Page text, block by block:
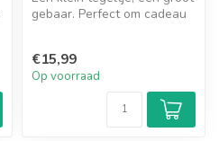
gebaar. Perfect om cadeau
€15,99
Op voorraad